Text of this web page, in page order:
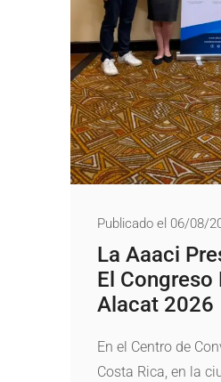
Publicado el 06/08/
La Aaaci
El Congreso
Alacat 2026
En el Centro de
Costa Rica, en la